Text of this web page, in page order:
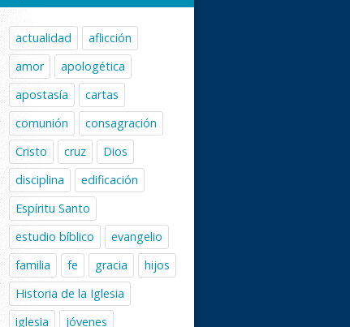
actualidad
aflicción
amor
apologética
apostasía
cartas
comunión
consagración
Cristo
cruz
Dios
disciplina
edificación
Espíritu Santo
estudio bíblico
evangelio
familia
fe gracia
hijos
Historia de la Iglesia
iglesia
jóvenes